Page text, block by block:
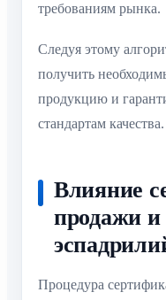
требованиям рынка.
Следуя этому
получить
продукцию и
стандартам качества.
Влияние
продажи и
Процедура